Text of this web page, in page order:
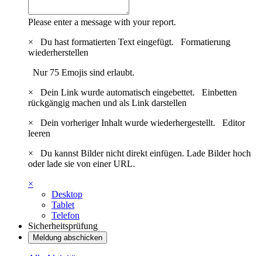
Please enter a message with your report.
×
Du hast formatierten Text eingefügt. Formatierung
wiederherstellen
Nur 75 Emojis sind erlaubt.
×
Dein Link wurde automatisch eingebettet. Einbetten
rückgängig machen und als Link darstellen
×
Dein vorheriger Inhalt wurde wiederhergestellt. Editor
leeren
×
Du kannst Bilder nicht direkt einfügen. Lade Bilder hoch
oder lade sie von einer URL.
×
Desktop
Tablet
Telefon
Sicherheitsprüfung
Meldung abschicken